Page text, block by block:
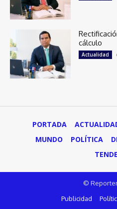
cálculo
Actualidad
PORTADA
MUNDO
POLÍTICA
©
Publicidad